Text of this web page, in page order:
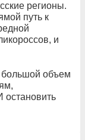
регионы.
путь к
и
большой объем
остановить